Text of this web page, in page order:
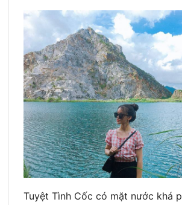
Tuyệt Tình Cốc có mặt nước khá